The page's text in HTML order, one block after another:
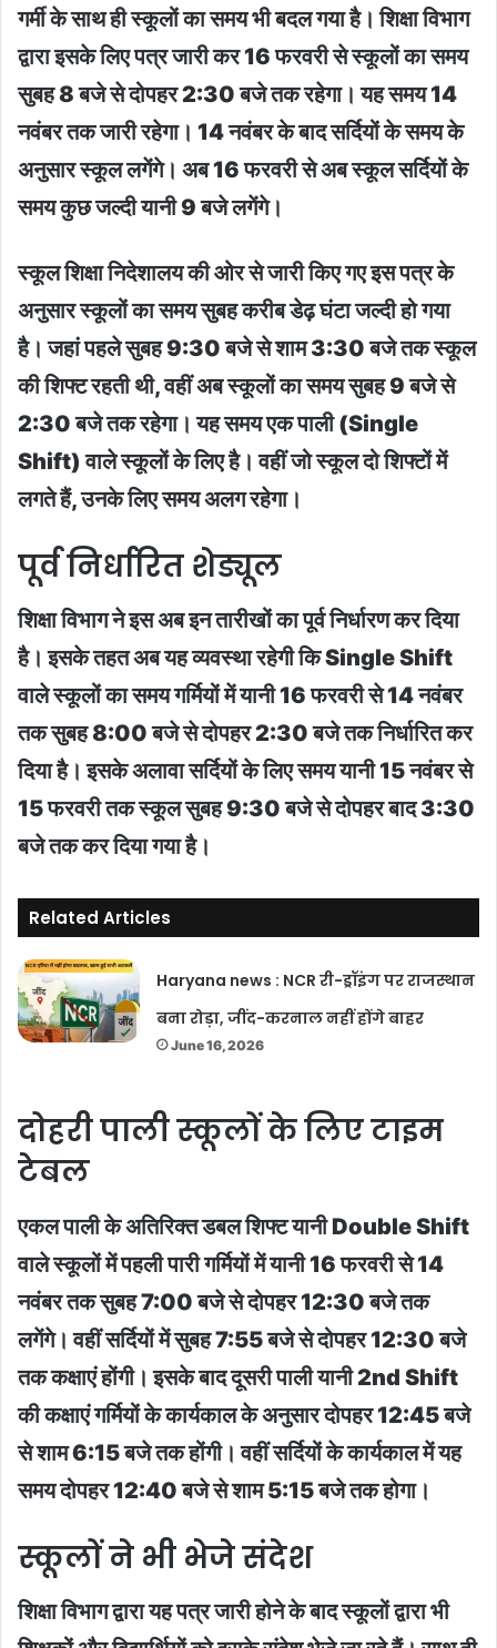
गर्मी के साथ ही स्कूलों का समय भी बदल गया है। शिक्षा विभाग
द्वारा इसके लिए पत्र जारी कर 16 फरवरी से स्कूलों का समय
सुबह 8 बजे से दोपहर 2:30 बजे तक रहेगा। यह समय 14
नवंबर तक जारी रहेगा। 14 नवंबर के बाद सर्दियों के समय के
अनुसार स्कूल लगेंगे। अब 16 फरवरी से अब स्कूल सर्दियों के
समय कुछ जल्दी यानी 9 बजे लगेंगे।
स्कूल शिक्षा निदेशालय की ओर से जारी किए गए इस पत्र के
अनुसार स्कूलों का समय सुबह करीब डेढ़ घंटा जल्दी हो गया
है। जहां पहले सुबह 9:30 बजे से शाम 3:30 बजे तक स्कूल
की शिफ्ट रहती थी, वहीं अब स्कूलों का समय सुबह 9 बजे से
2:30 बजे तक रहेगा। यह समय एक पाली (Single
Shift) वाले स्कूलों के लिए है। वहीं जो स्कूल दो शिफ्टों में
लगते हैं, उनके लिए समय अलग रहेगा।
पूर्व निर्धारित शेड्यूल
शिक्षा विभाग ने इस अब इन तारीखों का पूर्व निर्धारण कर दिया
है। इसके तहत अब यह व्यवस्था रहेगी कि Single Shift
वाले स्कूलों का समय गर्मियों में यानी 16 फरवरी से 14 नवंबर
तक सुबह 8:00 बजे से दोपहर 2:30 बजे तक निर्धारित कर
दिया है। इसके अलावा सर्दियों के लिए समय यानी 15 नवंबर से
15 फरवरी तक स्कूल सुबह 9:30 बजे से दोपहर बाद 3:30
बजे तक कर दिया गया है।
Related Articles
Haryana news : NCR री-ड्रॉइंग पर राजस्थान
बना रोड़ा, जींद-करनाल नहीं होंगे बाहर
June 16, 2026
दोहरी पाली स्कूलों के लिए टाइम
टेबल
एकल पाली के अतिरिक्त डबल शिफ्ट यानी Double Shift
वाले स्कूलों में पहली पारी गर्मियों में यानी 16 फरवरी से 14
नवंबर तक सुबह 7:00 बजे से दोपहर 12:30 बजे तक
लगेंगे। वहीं सर्दियों में सुबह 7:55 बजे से दोपहर 12:30 बजे
तक कक्षाएं होंगी। इसके बाद दूसरी पाली यानी 2nd Shift
की कक्षाएं गर्मियों के कार्यकाल के अनुसार दोपहर 12:45 बजे
से शाम 6:15 बजे तक होंगी। वहीं सर्दियों के कार्यकाल में यह
समय दोपहर 12:40 बजे से शाम 5:15 बजे तक होगा।
स्कूलों ने भी भेजे संदेश
शिक्षा विभाग द्वारा यह पत्र जारी होने के बाद स्कूलों द्वारा भी